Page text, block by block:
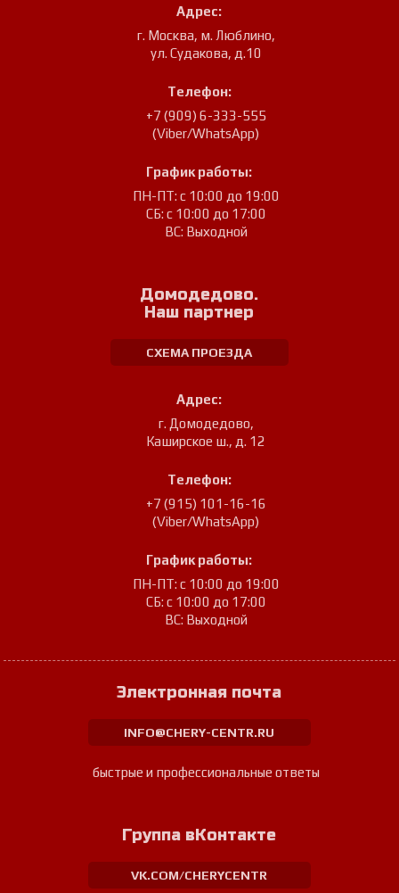
Адрес:
г. Москва, м. Люблино,
ул. Судакова, д.10
Телефон:
+7 (909) 6-333-555
(Viber/WhatsApp)
График работы:
ПН-ПТ: с 10:00 до 19:00
СБ: с 10:00 до 17:00
ВС: Выходной
Домодедово.
Наш партнер
СХЕМА ПРОЕЗДА
Адрес:
г. Домодедово,
Каширское ш., д. 12
Телефон:
+7 (915) 101-16-16
(Viber/WhatsApp)
График работы:
ПН-ПТ: с 10:00 до 19:00
СБ: с 10:00 до 17:00
ВС: Выходной
Электронная почта
INFO@CHERY-CENTR.RU
быстрые и профессиональные ответы
Группа вКонтакте
VK.COM/CHERYCENTR